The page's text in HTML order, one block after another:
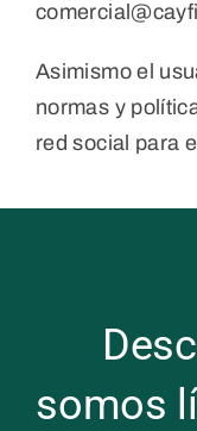
Asimismo el
normas y
red social para
somos